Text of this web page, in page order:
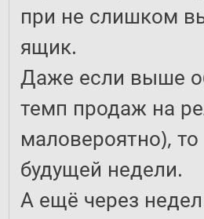
при не слишком
ящик.
Даже если выше
темп продаж на
маловероятно),
будущей недели.
А ещё через